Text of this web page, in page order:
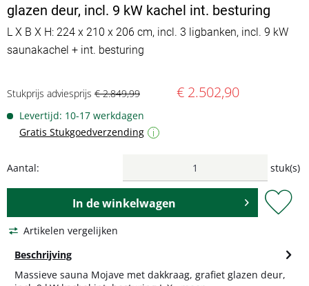
glazen deur, incl. 9 kW kachel int. besturing
L X B X H: 224 x 210 x 206 cm, incl. 3 ligbanken, incl. 9 kW
saunakachel + int. besturing
Stukprijs adviesprijs € 2.849,99 € 2.502,90
Levertijd: 10-17 werkdagen
Gratis Stukgoedverzending
i
Aantal: stuk(s)
In dewinkelwagen
Artikelen vergelijken
Beschrijving
Massieve sauna Mojave met dakkraag, grafiet glazen deur,